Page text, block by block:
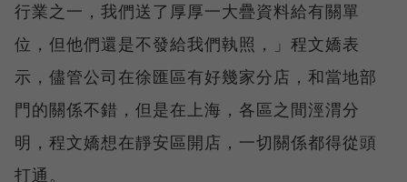
行業之一，我們送了厚厚一大疊資料給有關單
位，但他們還是不發給我們執照，」程文嬌表
示，儘管公司在徐匯區有好幾家分店，和當地部
門的關係不錯，但是在上海，各區之間涇渭分
明，程文嬌想在靜安區開店，一切關係都得從頭
打通。